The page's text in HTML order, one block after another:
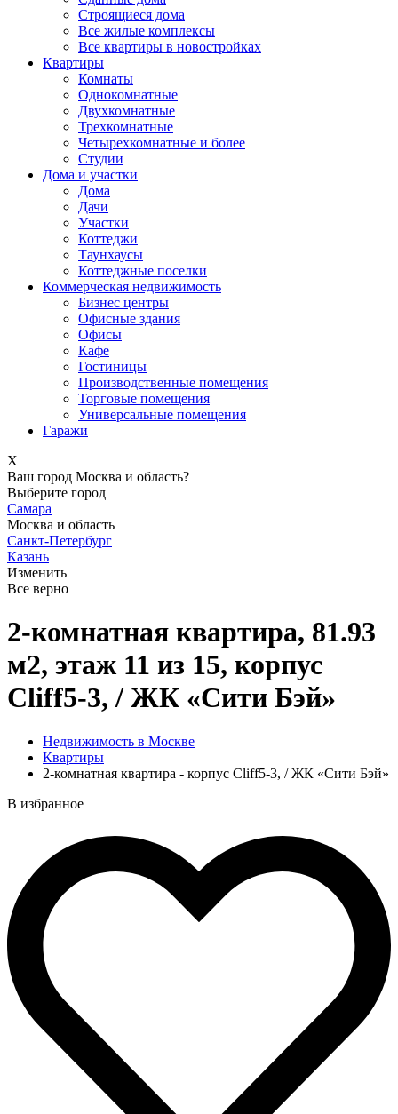
Строящиеся дома
Все жилые комплексы
Все квартиры в новостройках
Квартиры
Комнаты
Однокомнатные
Двухкомнатные
Трехкомнатные
Четырехкомнатные и более
Студии
Дома и участки
Дома
Дачи
Участки
Коттеджи
Таунхаусы
Коттеджные поселки
Коммерческая недвижимость
Бизнес центры
Офисные здания
Офисы
Кафе
Гостиницы
Производственные помещения
Торговые помещения
Универсальные помещения
Гаражи
X
Ваш город Москва и область?
Выберите город
Самара
Москва и область
Санкт-Петербург
Казань
Изменить
Все верно
2-комнатная квартира, 81.93
м2, этаж 11 из 15, корпус
Cliff5-3, / ЖК «Сити Бэй»
Недвижимость в Москве
Квартиры
2-комнатная квартира - корпус Cliff5-3, / ЖК «Сити Бэй»
В избранное